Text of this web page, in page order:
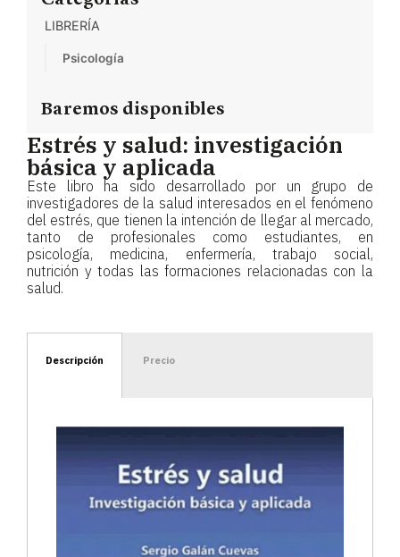
LIBRERÍA
Psicología
Baremos disponibles
Estrés y salud: investigación
básica y aplicada
Este libro ha sido desarrollado por un grupo de
investigadores de la salud interesados en el fenómeno
del estrés, que tienen la intención de llegar al mercado,
tanto de profesionales como estudiantes, en
psicología, medicina, enfermería, trabajo social,
nutrición y todas las formaciones relacionadas con la
salud.
Descripción Precio